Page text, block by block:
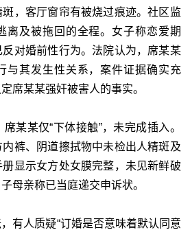
，客厅窗帘有被烧过痕迹。社区监
离及被拖回的全程。女子称恋爱期
对婚前性行为。法院认为，席某某
与其发生性关系，案件证据确实充
席某某强奸被害人的事实。
某某仅“下体接触”，未完成插入。
裤、阴道擦拭物中未检出人精斑及
显示女方处女膜完整，未见新鲜破
母亲称已当庭递交申诉状。
有人质疑“订婚是否意味着默认同意